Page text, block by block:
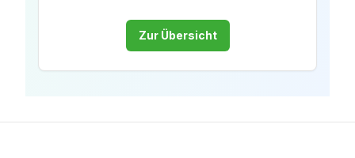
Zur Übersicht